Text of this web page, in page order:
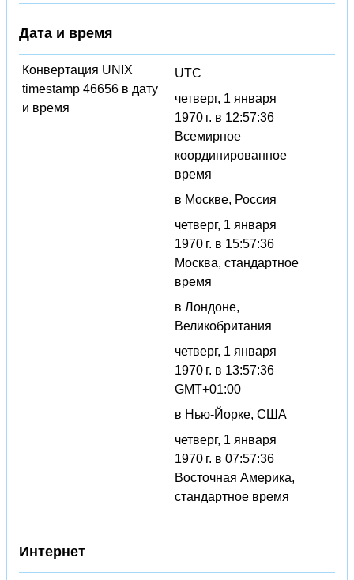
Дата и время
Конвертация UNIX
timestamp 46656 в дату
и время
UTC
четверг, 1 января
1970 г. в 12:57:36
Всемирное
координированное
время
в Москве, Россия
четверг, 1 января
1970 г. в 15:57:36
Москва, стандартное
время
в Лондоне,
Великобритания
четверг, 1 января
1970 г. в 13:57:36
GMT+01:00
в Нью-Йорке, США
четверг, 1 января
1970 г. в 07:57:36
Восточная Америка,
стандартное время
Интернет